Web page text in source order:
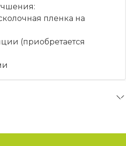
пленка на
(приобретается